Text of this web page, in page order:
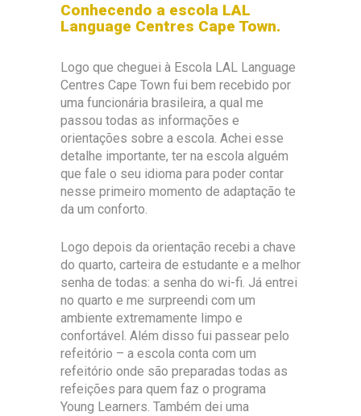
Conhecendo a escola LAL
Language Centres Cape Town.
Logo que cheguei à Escola LAL Language
Centres Cape Town fui bem recebido por
uma funcionária brasileira, a qual me
passou todas as informações e
orientações sobre a escola. Achei esse
detalhe importante, ter na escola alguém
que fale o seu idioma para poder contar
nesse primeiro momento de adaptação te
da um conforto.
Logo depois da orientação recebi a chave
do quarto, carteira de estudante e a melhor
senha de todas: a senha do wi-fi. Já entrei
no quarto e me surpreendi com um
ambiente extremamente limpo e
confortável. Além disso fui passear pelo
refeitório – a escola conta com um
refeitório onde são preparadas todas as
refeições para quem faz o programa
Young Learners. Também dei uma